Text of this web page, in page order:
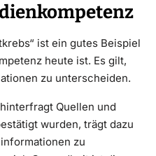
ist ein gutes Beispiel
heute ist. Es gilt,
zu unterscheiden.
Quellen und
wurden, trägt dazu
zu